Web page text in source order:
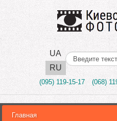
UA
RU
Поиск..
(095) 119-15-17 (068)